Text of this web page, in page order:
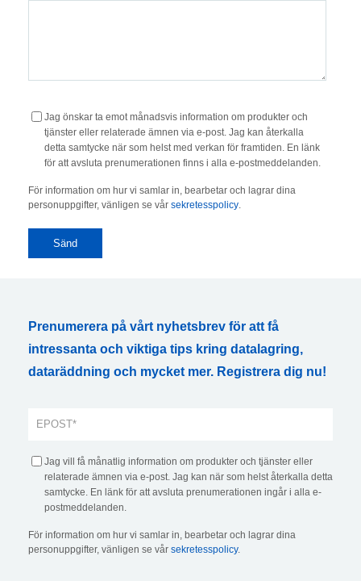
Jag önskar ta emot månadsvis information om produkter och
tjänster eller relaterade ämnen via e-post. Jag kan återkalla
detta samtycke när som helst med verkan för framtiden. En länk
för att avsluta prenumerationen finns i alla e-postmeddelanden.
För information om hur vi samlar in, bearbetar och lagrar dina
personuppgifter, vänligen se vår sekretesspolicy.
Prenumerera på vårt nyhetsbrev för att få
intressanta och viktiga tips kring datalagring,
dataräddning och mycket mer. Registrera dig nu!
Jag vill få månatlig information om produkter och tjänster eller
relaterade ämnen via e-post. Jag kan när som helst återkalla detta
samtycke. En länk för att avsluta prenumerationen ingår i alla e-
postmeddelanden.
För information om hur vi samlar in, bearbetar och lagrar dina
personuppgifter, vänligen se vår sekretesspolicy.